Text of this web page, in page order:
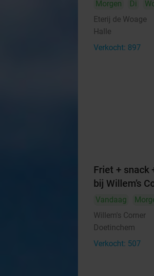
Morgen Di
Eterij de Woage
Halle
Verkocht: 897
Friet + snack
bij Willem’s
Vandaag
Willem's Corner
Doetinchem
Verkocht: 507